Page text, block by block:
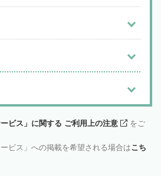
ビス」に関する ご利用上の注意
をご
ビス」への掲載を希望される場合はこち